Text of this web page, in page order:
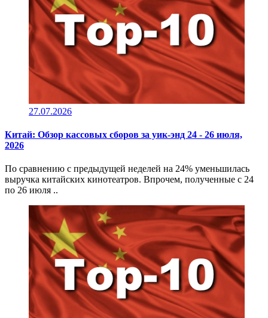
27.07.2026
Китай: Обзор кассовых сборов за уик-энд 24 - 26 июля,
2026
По сравнению с предыдущей неделей на 24% уменьшилась
выручка китайских кинотеатров. Впрочем, полученные с 24
по 26 июля ..